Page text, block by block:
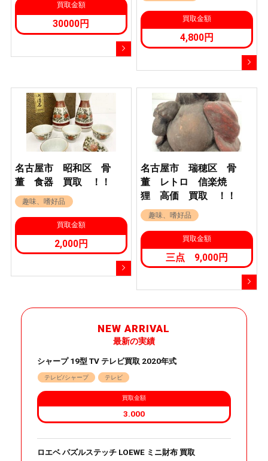
買取金額
30000円 買取金額
4,800円
名古屋市 昭和区 骨
董 食器 買取 ！！
趣味、嗜好品
買取金額
2,000円
名古屋市 瑞穂区 骨
董 レトロ 信楽焼
狸 高価 買取 ！！
趣味、嗜好品
買取金額
三点 9,000円
NEW ARRIVAL
最新の実績
シャープ 19型 TV テレビ買取 2020年式
テレビ/シャープ テレビ
買取金額
3.000
ロエベ パズルステッチ LOEWE ミニ財布 買取